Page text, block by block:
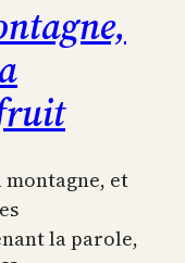
et
la parole,